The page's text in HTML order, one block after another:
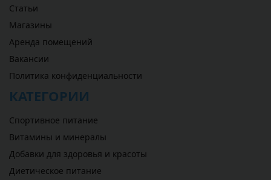
Статьи
Магазины
Аренда помещений
Вакансии
Политика конфиденциальности
КАТЕГОРИИ
Спортивное питание
Витамины и минералы
Добавки для здоровья и красоты
Диетическое питание